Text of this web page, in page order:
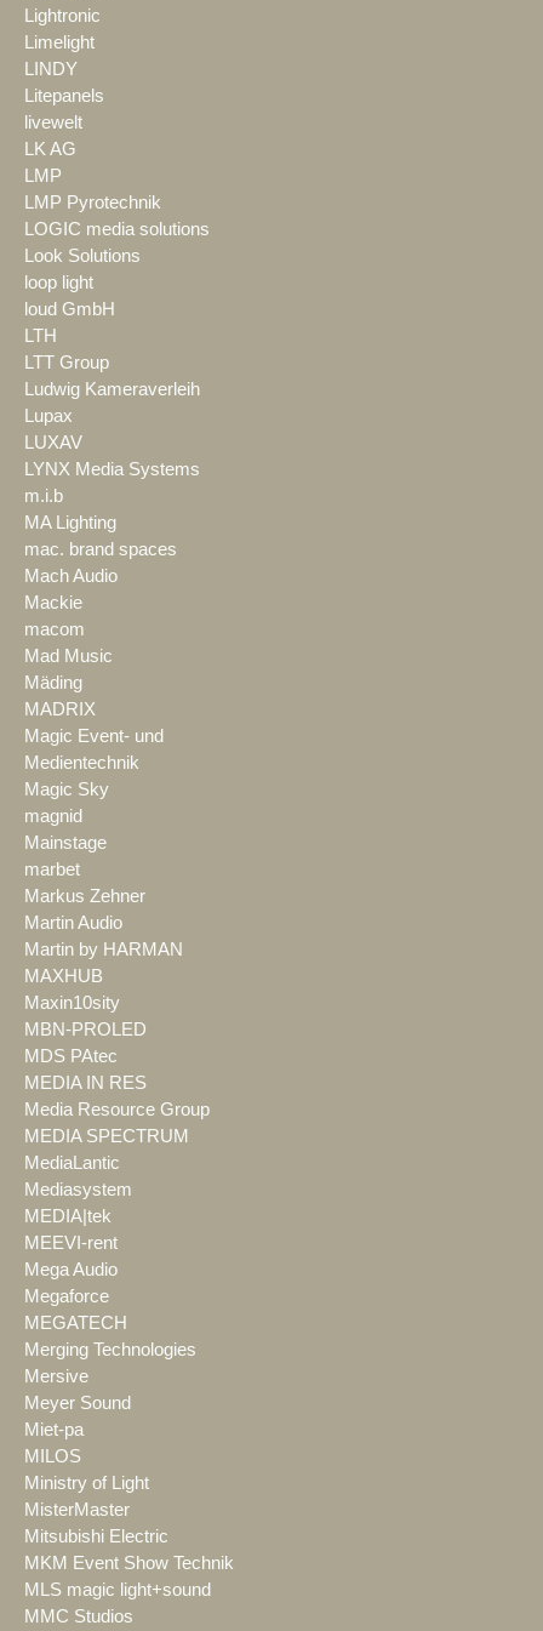
Lightronic
Limelight
LINDY
Litepanels
livewelt
LK AG
LMP
LMP Pyrotechnik
LOGIC media solutions
Look Solutions
loop light
loud GmbH
LTH
LTT Group
Ludwig Kameraverleih
Lupax
LUXAV
LYNX Media Systems
m.i.b
MA Lighting
mac. brand spaces
Mach Audio
Mackie
macom
Mad Music
Mäding
MADRIX
Magic Event- und
Medientechnik
Magic Sky
magnid
Mainstage
marbet
Markus Zehner
Martin Audio
Martin by HARMAN
MAXHUB
Maxin10sity
MBN-PROLED
MDS PAtec
MEDIA IN RES
Media Resource Group
MEDIA SPECTRUM
MediaLantic
Mediasystem
MEDIA|tek
MEEVI-rent
Mega Audio
Megaforce
MEGATECH
Merging Technologies
Mersive
Meyer Sound
Miet-pa
MILOS
Ministry of Light
MisterMaster
Mitsubishi Electric
MKM Event Show Technik
MLS magic light+sound
MMC Studios